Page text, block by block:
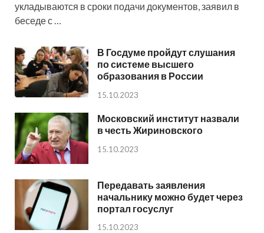
укладываются в сроки подачи документов, заявил в
беседе с …
В Госдуме пройдут слушания
по системе высшего
образования в России
15.10.2023
Московский институт назвали
в честь Жириновского
15.10.2023
Передавать заявления
начальнику можно будет через
портал госуслуг
15.10.2023